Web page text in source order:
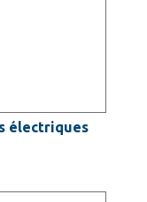
électriques